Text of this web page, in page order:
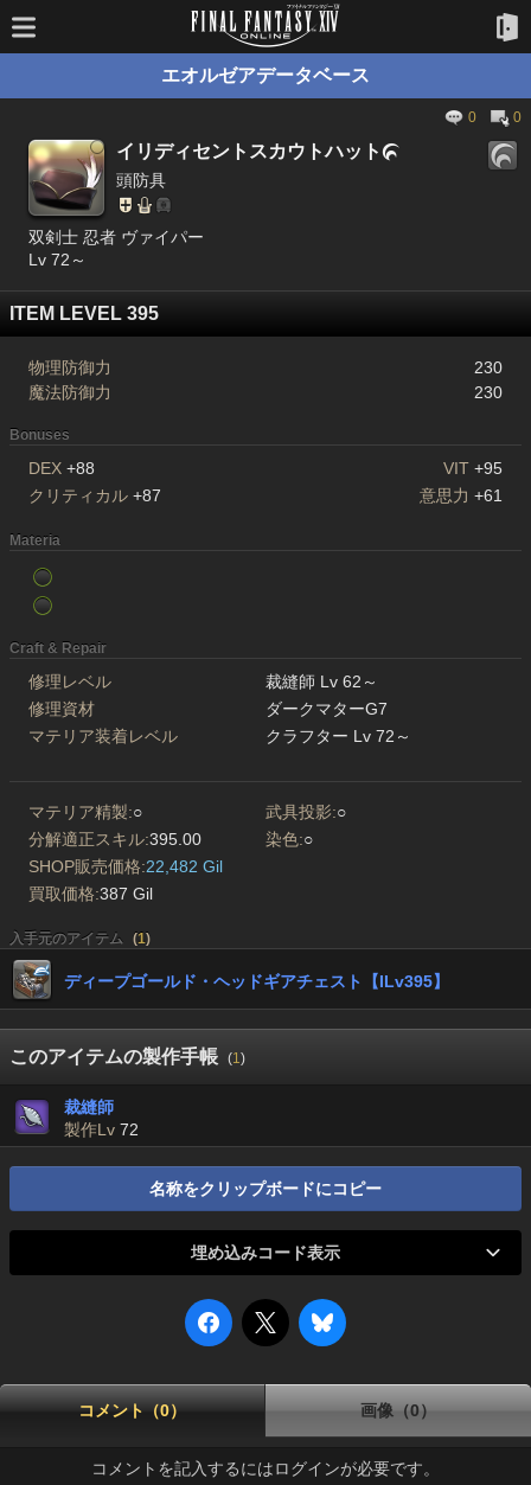
エオルゼアデータベース
0 0
イリディセントスカウトハット
頭防具
双剣士 忍者 ヴァイパー
Lv 72～
ITEM LEVEL 395
物理防御力
230
魔法防御力
230
Bonuses
DEX +88 VIT +95
クリティカル +87 意思力 +61
Materia
Craft & Repair
修理レベル
裁縫師 Lv 62～
修理資材
ダークマターG7
マテリア装着レベル
クラフター Lv 72～
マテリア精製:○ 武具投影:○
分解適正スキル:395.00 染色:○
SHOP販売価格:22,482 Gil
買取価格:387 Gil
入手元のアイテム (1)
ディープゴールド・ヘッドギアチェスト【ILv395】
このアイテムの製作手帳 (1)
裁縫師
製作Lv 72
名称をクリップボードにコピー
埋め込みコード表示
コメント（0） 画像（0）
コメントを記入するにはログインが必要です。